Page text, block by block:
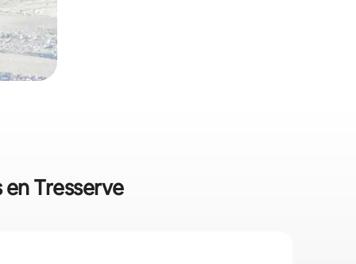
Tresserve